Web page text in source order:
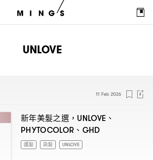
UNLOVE
11 Feb 2026
新年美髮之選，UNLOVE 、
PHYTOCOLOR 、 GHD
護髮 染髮 UNLOVE